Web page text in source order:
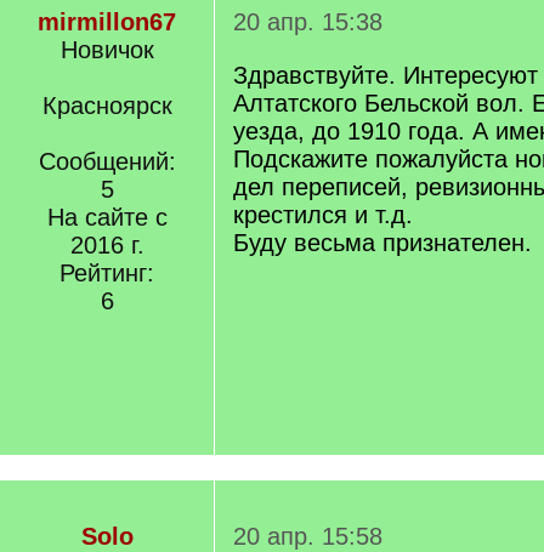
mirmillon67
Новичок
Красноярск
Сообщений:
5
На сайте с
2016 г.
Рейтинг:
6
20 апр. 15:38
Здравствуйте.
Алтатского Бельской вол.
уезда, до 1910 года. А
Подскажите пожалуйста
дел переписей,
крестился и т.д.
Буду весьма признателен.
Solo 20 апр. 15:58